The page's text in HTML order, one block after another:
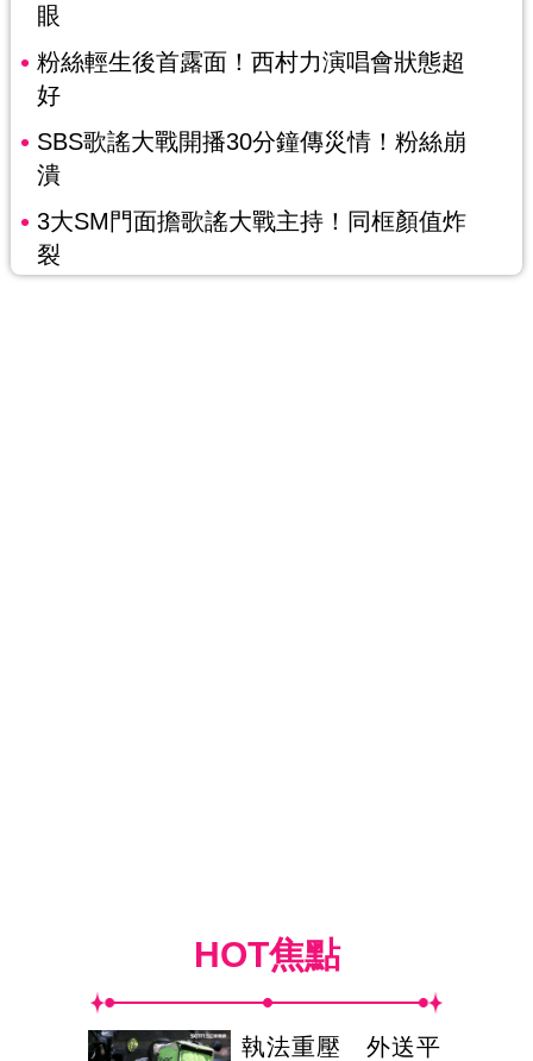
眼
粉絲輕生後首露面！西村力演唱會狀態超
好
SBS歌謠大戰開播30分鐘傳災情！粉絲崩
潰
3大SM門面擔歌謠大戰主持！同框顏值炸
裂
HOT焦點
執法重壓 外送平